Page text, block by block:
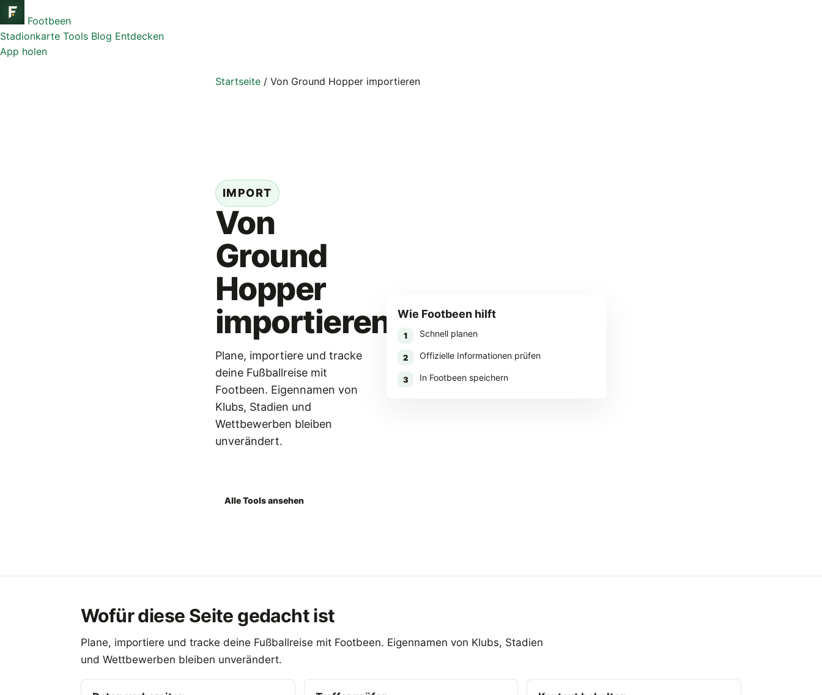
Footbeen
Stadionkarte Tools Blog Entdecken
App holen
Startseite / Von Ground Hopper importieren
IMPORT
Von
Ground
Hopper
importieren
Plane, importiere und tracke
deine Fußballreise mit
Footbeen. Eigennamen von
Klubs, Stadien und
Wettbewerben bleiben
unverändert.
Alle Tools ansehen
Wie Footbeen hilft
1 Schnell planen
2 Offizielle Informationen prüfen
3 In Footbeen speichern
Wofür diese Seite gedacht ist
Plane, importiere und tracke deine Fußballreise mit Footbeen. Eigennamen von Klubs, Stadien
und Wettbewerben bleiben unverändert.